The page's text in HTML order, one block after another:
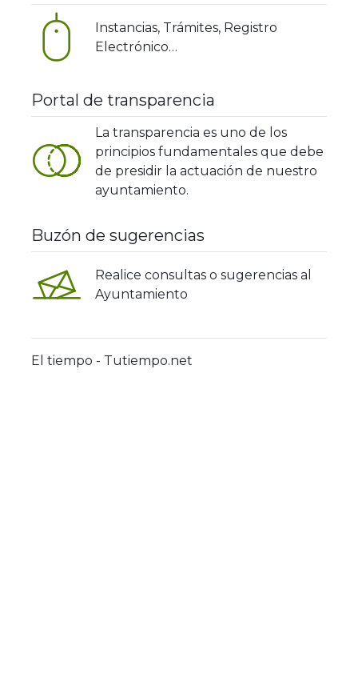
Instancias, Trámites, Registro
Electrónico…
Portal de transparencia
La transparencia es uno de los
principios fundamentales que debe
de presidir la actuación de nuestro
ayuntamiento.
Buzón de sugerencias
Realice consultas o sugerencias al
Ayuntamiento
El tiempo - Tutiempo.net